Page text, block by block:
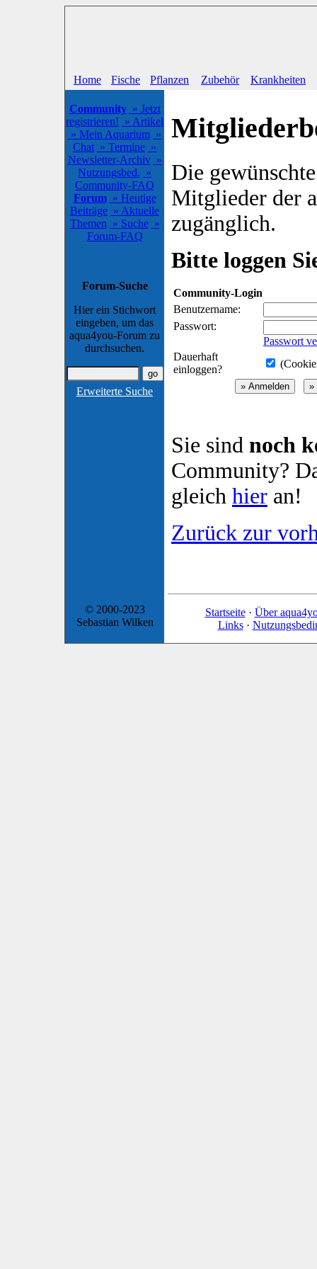
Home Fische Pflanzen Zubehör Krankheiten
Community » Jetzt
registrieren! » Artikel
» Mein Aquarium »
Chat » Termine »
Newsletter-Archiv »
Nutzungsbed. »
Community-FAQ
Forum » Heutige
Beiträge » Aktuelle
Themen » Suche »
Forum-FAQ
Forum-Suche
Hier ein Stichwort
eingeben, um das
aqua4you-Forum zu
durchsuchen.
Erweiterte Suche
Die
Mitglieder der
zugänglich.
Bitte loggen
Community-Login
Benutzername:
Passwort:
Passwort
Dauerhaft
einloggen?
Sie sind noch
Community?
gleich hier an!
Zurück zur
© 2000-2023
Sebastian Wilken
Startseite· Über
Links·